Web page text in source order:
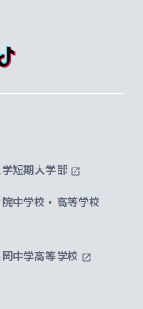
ンセンター
ー
度
ティティ
ィティ
の撮影について
公表
学短期大学部
中学校・高等学校
岡中学高等学校